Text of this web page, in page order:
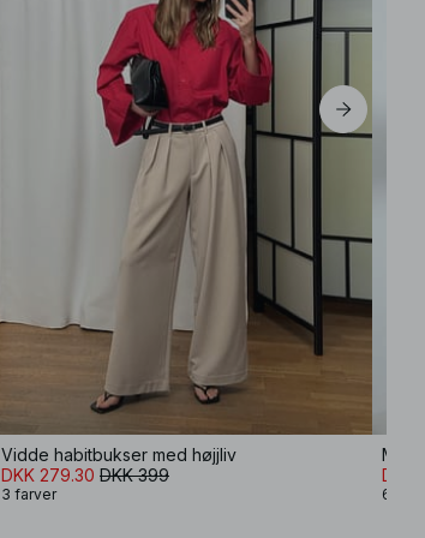
Vidde habitbukser med højjliv
DKK 279.30 DKK 399
3 farver
Mid
DKK
6